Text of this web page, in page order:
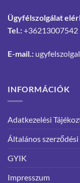
Ügyfélszolgálat
Tel.:+36213007542
E-mail.:
INFORMÁCIÓK
Adatkezelési
Általános
GYIK
Impresszum